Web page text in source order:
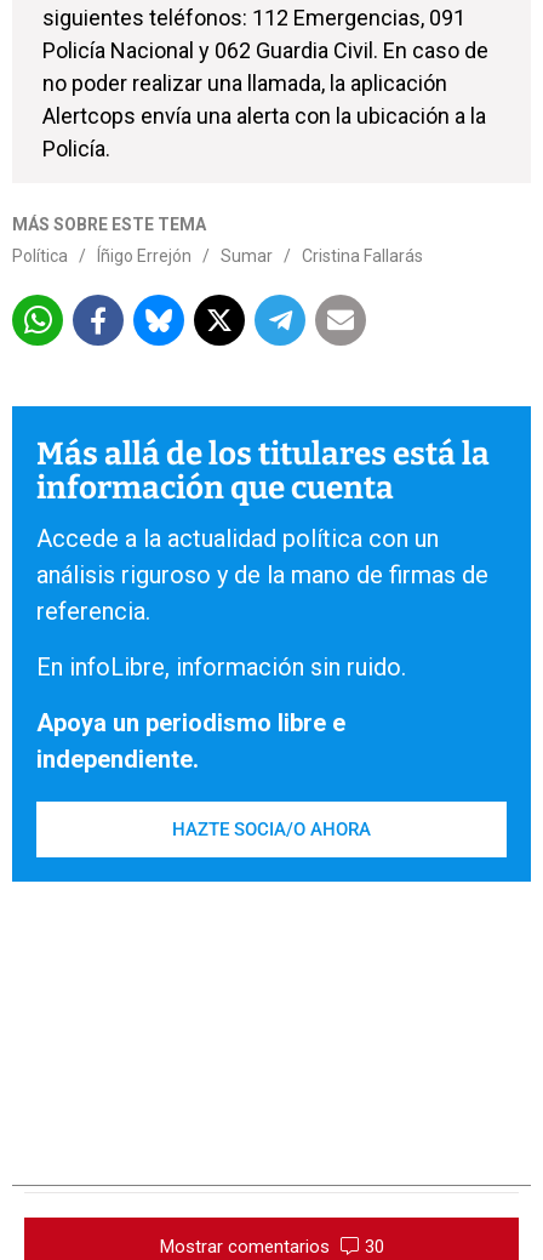
siguientes teléfonos: 112 Emergencias, 091
Policía Nacional y 062 Guardia Civil. En caso de
no poder realizar una llamada, la aplicación
Alertcops envía una alerta con la ubicación a la
Policía.
MÁS SOBRE ESTE TEMA
Política
/ Íñigo Errejón / Sumar / Cristina Fallarás
Más allá de los titulares está la
información que cuenta
Accede a la actualidad política con un
análisis riguroso y de la mano de firmas de
referencia.
En infoLibre, información sin ruido.
Apoya un periodismo libre e
independiente.
HAZTE SOCIA/O AHORA
Mostrar comentarios 30